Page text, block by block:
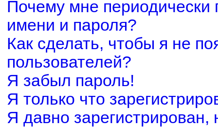
Почему мне периодически
имени и пароля?
Как сделать, чтобы я не
пользователей?
Я забыл пароль!
Я только что
Я давно